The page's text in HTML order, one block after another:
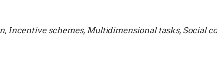
Incentive schemes, Multidimensional tasks, Social